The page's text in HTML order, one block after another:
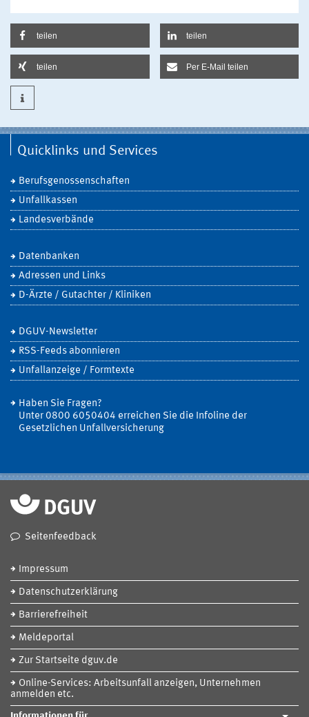
teilen teilen
teilen Per E-Mail teilen
Quicklinks und Services
Berufsgenossenschaften
Unfallkassen
Landesverbände
Datenbanken
Adressen und Links
D-Ärzte / Gutachter / Kliniken
DGUV-Newsletter
RSS-Feeds abonnieren
Unfallanzeige / Formtexte
Haben Sie Fragen?
Unter 0800 6050404 erreichen Sie die Infoline der
Gesetzlichen Unfallversicherung
Seitenfeedback
Impressum
Datenschutzerklärung
Barrierefreiheit
Meldeportal
Zur Startseite dguv.de
Online-Services: Arbeitsunfall anzeigen, Unternehmen
anmelden etc.